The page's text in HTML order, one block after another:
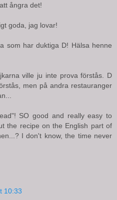
ångra det!
goda, jag lovar!
som har duktiga D! Hälsa henne
ville ju inte prova förstås. D
men på andra restauranger
SO good and really easy to
the recipe on the English part of
I don't know, the time never
10:33